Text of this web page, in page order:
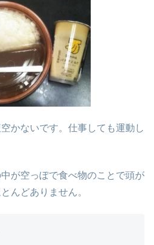
かないです。仕事しても運動し
が空っぽで食べ物のことで頭が
んどありません。